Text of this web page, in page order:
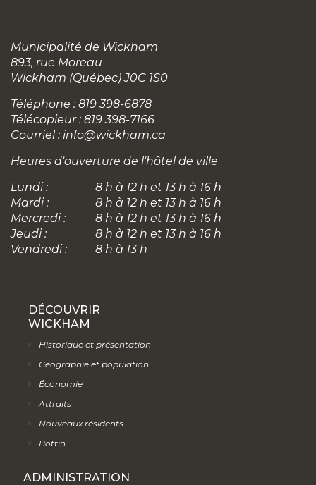
Municipalité de Wickham
893, rue Moreau
Wickham (Québec) J0C 1S0
Téléphone : 819 398-6878
Télécopieur : 819 398-7166
Courriel : info@wickham.ca
Heures d'ouverture de l'hôtel de ville
Lundi :
8 h à 12 h et 13 h à 16 h
Mardi :
8 h à 12 h et 13 h à 16 h
Mercredi :
8 h à 12 h et 13 h à 16 h
Jeudi :
8 h à 12 h et 13 h à 16 h
Vendredi :
8 h à 13 h
DÉCOUVRIR
WICKHAM
Historique et présentation
Géographie et population
Économie
Attraits
Nouveaux résidents
Bottin
ADMINISTRATION